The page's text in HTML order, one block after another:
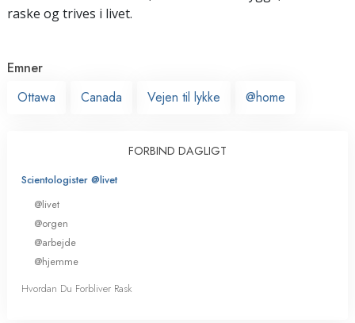
raske og trives i livet.
Emner
Ottawa
Canada Vejen til lykke @home
FORBIND DAGLIGT
Scientologister @livet
@livet
@orgen
@arbejde
@hjemme
Hvordan Du Forbliver Rask